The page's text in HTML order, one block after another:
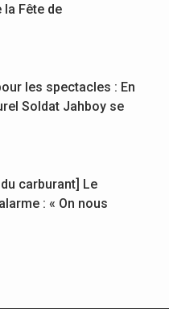
Fête de
les spectacles : En
Soldat Jahboy se
carburant] Le
: « On nous